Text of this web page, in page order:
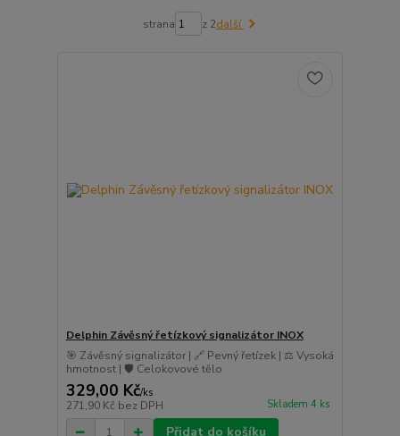
strana z 2další
Delphin Závěsný řetízkový signalizátor INOX
🎯 Závěsný signalizátor | 🔗 Pevný řetízek | ⚖️ Vysoká
hmotnost | 🛡️ Celokovové tělo
329,00 Kč/ks
271,90 Kč bez DPH Skladem 4 ks
Přidat do košíku